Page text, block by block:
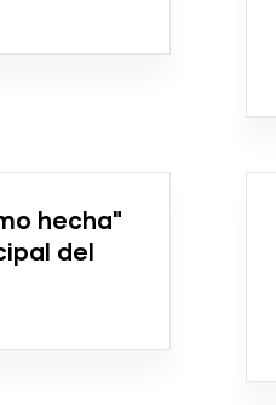
hecha"
del